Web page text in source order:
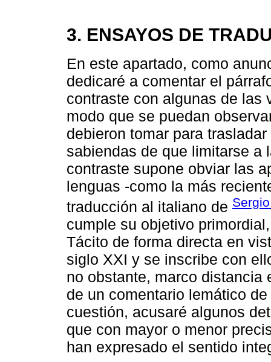
3. ENSAYOS DE
En este apartado, como
dedicaré a comentar el
contraste con algunas de las
modo que se puedan
debieron tomar para
sabiendas de que limitarse a
contraste supone obviar las
lenguas -como la más
traducción al italiano de
cumple su objetivo
Tácito de forma directa en
siglo XXI y se inscribe con
no obstante, marco
de un comentario lemático
cuestión, acusaré algunos
que con mayor o menor
han expresado el sentido